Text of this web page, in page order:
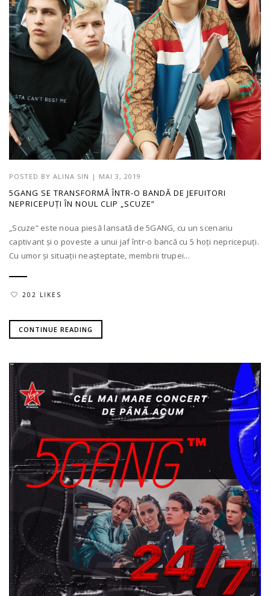
POSTED BY ALINA SIN | MAI 3, 2019
5GANG SE TRANSFORMĂ ÎNTR-O BANDĂ DE JEFUITORI
NEPRICEPUȚI ÎN NOUL CLIP „SCUZE”
„Scuze” este noua piesă lansată de 5GANG, cu un scenariu
captivant și o poveste a unui jaf într-o bancă cu 5 hoți nepricepuți.
Cu umor și situații neașteptate, membrii trupei...
202 LIKES
CONTINUE READING